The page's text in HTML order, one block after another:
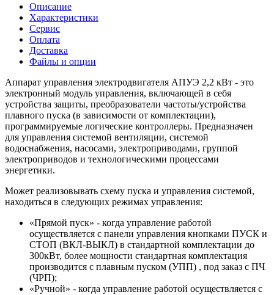
Описание
Характеристики
Сервис
Оплата
Доставка
Файлы и опции
Аппарат управления электродвигателя АПУЭ 2,2 кВт - это
электронный модуль управления, включающей в себя
устройства защиты, преобразователи частоты/устройства
плавного пуска (в зависимости от комплектации),
программируемые логические контроллеры. Предназначен
для управления системой вентиляции, системой
водоснабжения, насосами, электроприводами, группой
электроприводов и технологическими процессами
энергетики.
Может реализовывать схему пуска и управления системой,
находиться в следующих режимах управления:
«Прямой пуск» - когда управление работой
осуществляется с панели управления кнопками ПУСК и
СТОП (ВКЛ-ВЫКЛ) в стандартной комплектации до
300кВт, более мощности стандартная комплектация
производится с плавным пуском (УПП) , под заказ с ПЧ
(ЧРП);
«Ручной» - когда управление работой осуществляется с